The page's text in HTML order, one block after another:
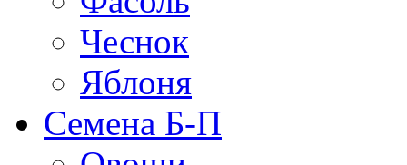
Чеснок
Яблоня
Семена Б-П